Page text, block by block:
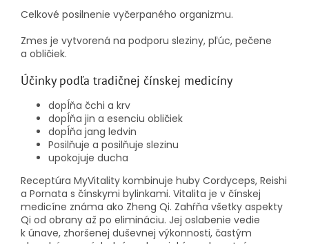
Celkové posilnenie vyčerpaného organizmu.
Zmes je vytvorená na podporu sleziny, pľúc, pečene
a obličiek.
Účinky podľa tradičnej čínskej medicíny
dopĺňa čchi a krv
dopĺňa jin a esenciu obličiek
dopĺňa jang ledvin
Posilňuje a posilňuje slezinu
upokojuje ducha
Receptúra MyVitality kombinuje huby Cordyceps, Reishi
a Pornata s čínskymi bylinkami. Vitalita je v čínskej
medicíne známa ako Zheng Qi. Zahŕňa všetky aspekty
Qi od obrany až po elimináciu. Jej oslabenie vedie
k únave, zhoršenej duševnej výkonnosti, častým